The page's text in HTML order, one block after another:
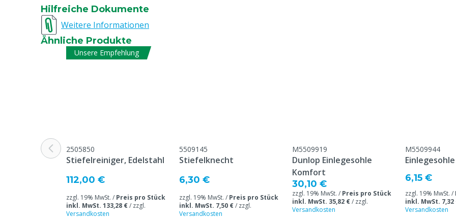
Antistatisch
Flüssigkeitsbeständigkeit
Stückzahl
Sicherheitsnorm
Normen und Zertifizierungen
EN ISO 20345:2011
Optimiert für
Modell Stiefel
Knie-Modell
Garantie
1 Jahr ab
Hilfreiche Dokumente
Weitere Informationen
Ähnliche Produkte
Unsere Empfehlung
2505850
Stiefelreiniger, Edelstahl
112,00 €
zzgl. 19% MwSt. / Preis pro Stück
inkl. MwSt. 133,28 €/ zzgl.
Versandkosten
5509145
Stiefelknecht
6,30 €
zzgl. 19% MwSt. / Preis pro Stück
inkl. MwSt. 7,50 €/ zzgl.
Versandkosten
M5509919
Dunlop Einlegesohle
Komfort
30,10 €
zzgl. 19% MwSt. / Preis pro Stück
inkl. MwSt. 35,82 €/ zzgl.
Versandkosten
M5509944
6,15 €
zzgl. 19% MwSt. /
inkl. MwSt. 7,32
Versandkosten